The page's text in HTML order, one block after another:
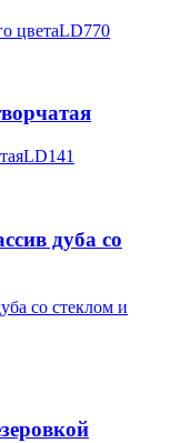
LD770
LD141
дуба со